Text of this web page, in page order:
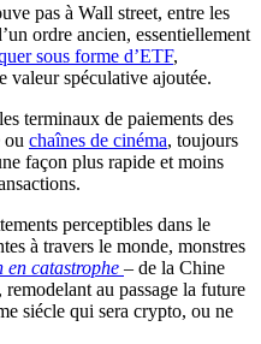
pas à Wall street, entre les
ordre ancien, essentiellement
sous forme d’ETF,
valeur spéculative ajoutée.
terminaux de paiements des
ou chaînes de cinéma, toujours
façon plus rapide et moins
perceptibles dans le
à travers le monde, monstres
en catastrophe – de la Chine
au passage la future
siécle qui sera crypto, ou ne